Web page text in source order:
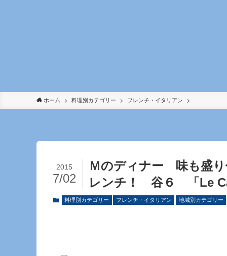
ホーム 料理別カテゴリー フレンチ・イタリアン
Ｍのディナー 味も盛り
レンチ！ 谷６ 「Le
2015
7/02
料理別カテゴリー フレンチ・イタリアン 地域別カテゴリー